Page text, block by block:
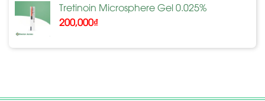
Tretinoin Microsphere Gel 0.025%
200,000₫